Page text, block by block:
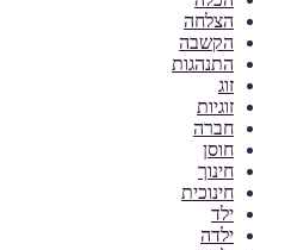
הצלחה
הקשבה
התנהגות
זוג
זוגיות
חברה
חוסן
חינוך
חינוכית
ילד
ילדה